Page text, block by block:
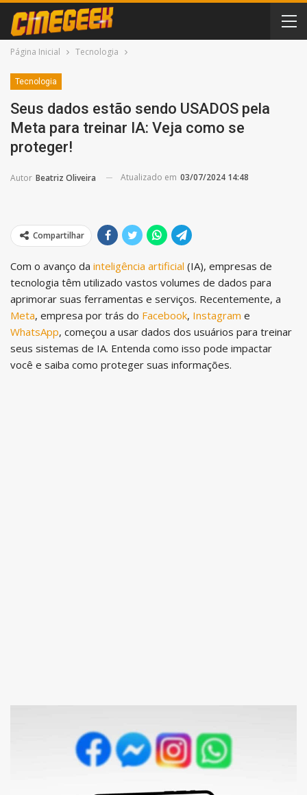
Página Inicial Tecnologia
Tecnologia
Seus dados estão sendo USADOS pela
Meta para treinar IA: Veja como se
proteger!
Autor Beatriz Oliveira Atualizado em 03/07/2024 14:48
Compartilhar
Com o avanço da inteligência artificial (IA), empresas de
tecnologia têm utilizado vastos volumes de dados para
aprimorar suas ferramentas e serviços. Recentemente, a
Meta, empresa por trás do Facebook, Instagram e
WhatsApp, começou a usar dados dos usuários para treinar
seus sistemas de IA. Entenda como isso pode impactar
você e saiba como proteger suas informações.